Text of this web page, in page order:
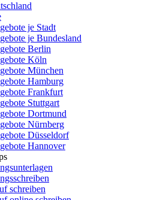
je Stadt
je Bundesland
Berlin
Köln
München
Hamburg
Frankfurt
Stuttgart
Dortmund
Nürnberg
Düsseldorf
Hannover
schreiben